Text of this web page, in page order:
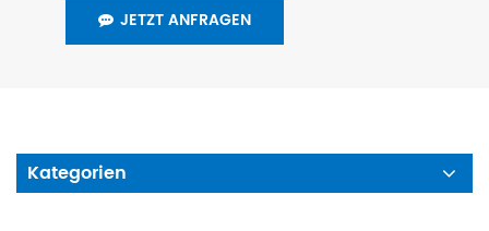
JETZT ANFRAGEN
Kategorien